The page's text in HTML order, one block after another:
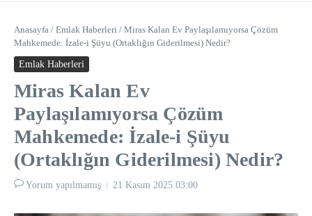
Anasayfa / Emlak Haberleri / Miras Kalan Ev Paylaşılamıyorsa Çözüm
Mahkemede: İzale-i Şüyu (Ortaklığın Giderilmesi) Nedir?
Emlak Haberleri
Miras Kalan Ev
Paylaşılamıyorsa Çözüm
Mahkemede: İzale-i Şüyu
(Ortaklığın Giderilmesi) Nedir?
Yorum yapılmamış 21 Kasım 2025 03:00